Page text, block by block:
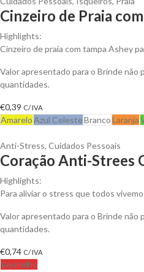
Cinzeiro de Praia
Highlights:
Cinzeiro de praia com tampa Ashey
Valor apresentado para o Brinde não
quantidades.
€0,39 C/ IVA
AmareloAzul CelesteBrancoLaranja
Anti-Stress, Cuidados Pessoais
Coração Anti-Strees
Highlights:
Para aliviar o stress que todos
Valor apresentado para o Brinde não
quantidades.
€0,74 C/ IVA
Vermelho